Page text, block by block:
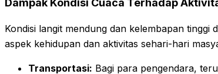
Dampak Kondisi Cuaca Terhadap
Kondisi langit mendung dan kelembapan
aspek kehidupan dan aktivitas sehari-hari
Transportasi: Bagi para pengendara,